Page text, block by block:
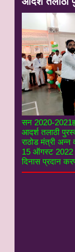
सन 2020-
आदर्श तलाठी
राठोड मंत्री
15 ऑगस्ट 2022
दिनास प्रदान